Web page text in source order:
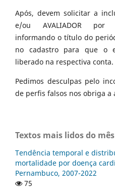
Após, devem solicitar a
e/ou AVALIADOR por
informando o título do
no cadastro para que o
liberado na respectiva conta.
Pedimos desculpas pelo
de perfis falsos nos obriga a
Textos mais lidos do mês
Tendência temporal e
mortalidade por doença
Pernambuco, 2007-2022
75